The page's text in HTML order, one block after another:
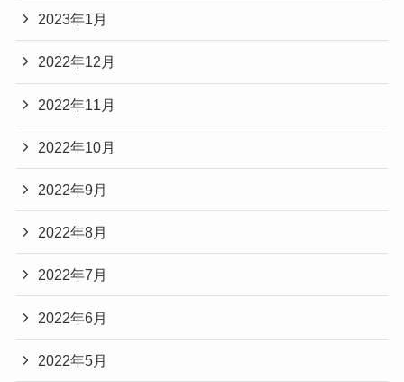
2023年1月
2022年12月
2022年11月
2022年10月
2022年9月
2022年8月
2022年7月
2022年6月
2022年5月